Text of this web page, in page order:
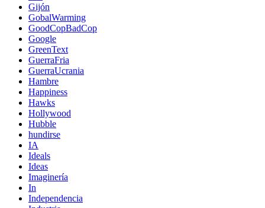
Gijón
GobalWarming
GoodCopBadCop
Google
GreenText
GuerraFria
GuerraUcrania
Hambre
Happiness
Hawks
Hollywood
Hubble
hundirse
IA
Ideals
Ideas
Imaginería
In
Independencia